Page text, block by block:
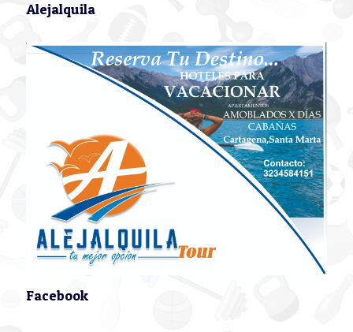
Alejalquila
Facebook